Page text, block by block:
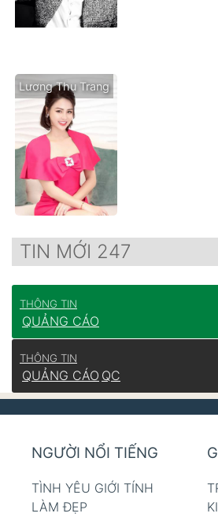
Lương Thu Trang
TIN MỚI 247
THÔNG TIN
QUẢNG CÁO
THÔNG TIN
QUẢNG CÁO QC
NGƯỜI NỔI TIẾNG
TÌNH YÊU GIỚI TÍNH
LÀM ĐẸP